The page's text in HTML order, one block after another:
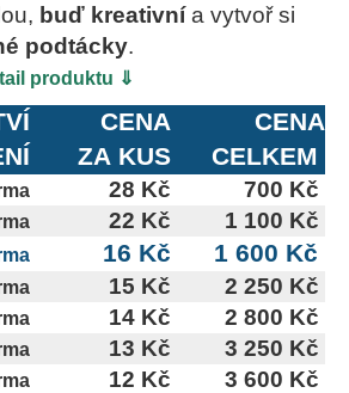
buď kreativnía vytvoř si
podtácky.
produktu ⇓
CENA
ZA KUS
CENA
CELKEM
28 Kč
700 Kč
22 Kč 1 100 Kč
16 Kč 1 600 Kč
15 Kč
2 250 Kč
14 Kč
2 800 Kč
13 Kč
3 250 Kč
12 Kč
3 600 Kč